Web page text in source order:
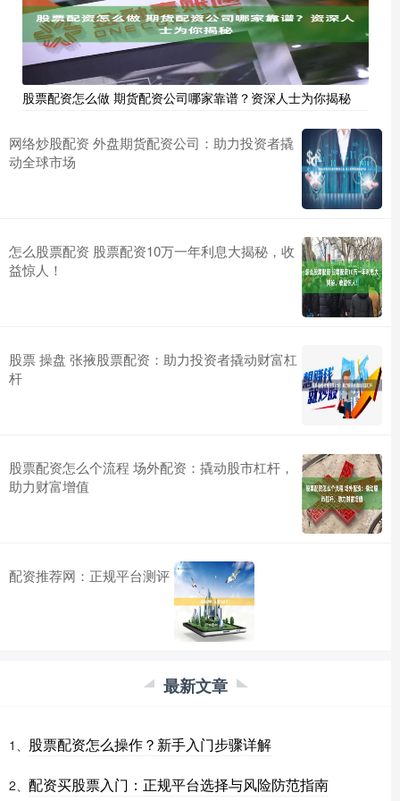
股票配资怎么做 期货配资公司哪家靠谱？资深人士为你揭秘
网络炒股配资 外盘期货配资公司：助力投资者撬
动全球市场
怎么股票配资 股票配资10万一年利息大揭秘，收
益惊人！
股票 操盘 张掖股票配资：助力投资者撬动财富杠
杆
股票配资怎么个流程 场外配资：撬动股市杠杆，
助力财富增值
配资推荐网：正规平台测评
最新文章
1、 股票配资怎么操作？新手入门步骤详解
2、 配资买股票入门：正规平台选择与风险防范指南